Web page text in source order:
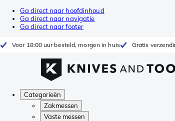
Ga direct naar hoofdinhoud
Ga direct naar navigatie
Ga direct naar footer
Voor 18:00 uur besteld, morgen in huis Gratis
Categorieën
Zakmessen
Vaste messen